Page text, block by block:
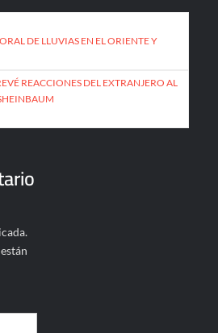
DE LLUVIAS EN EL ORIENTE Y
REACCIONES DEL EXTRANJERO AL